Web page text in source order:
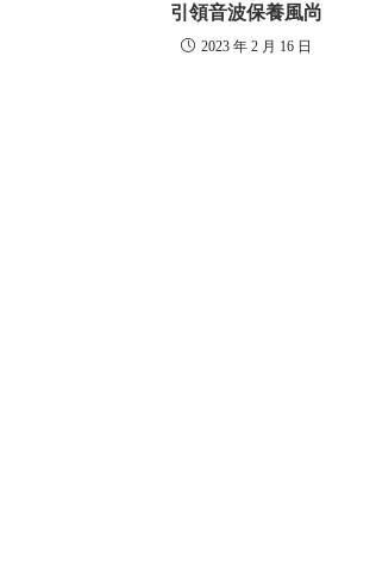
引領音波保養風尚
2023 年 2 月 16 日